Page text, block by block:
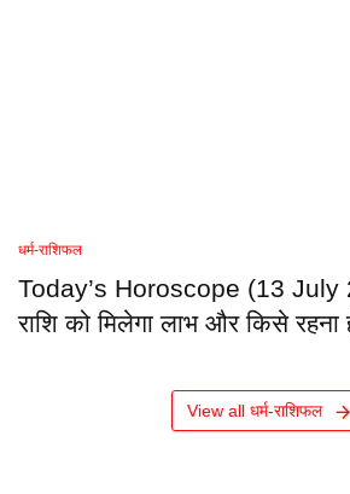
धर्म-राशिफल
Today’s Horoscope (13 July
राशि को मिलेगा लाभ और किसे रहना
View all धर्म-राशिफल